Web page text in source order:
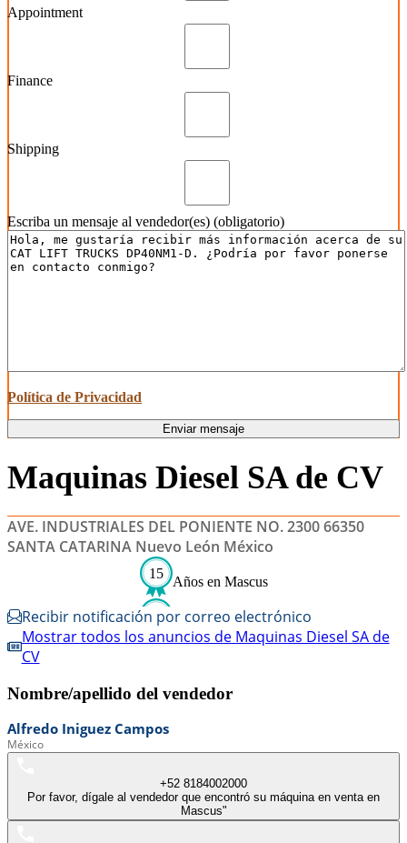
Appointment
Finance
Shipping
Escriba un mensaje al vendedor(es) (obligatorio)
Política de Privacidad
Enviar mensaje
Maquinas Diesel SA de CV
AVE. INDUSTRIALES DEL PONIENTE NO. 2300 66350
SANTA CATARINA Nuevo León México
15 Años en Mascus
Recibir notificación por correo electrónico
Mostrar todos los anuncios de Maquinas Diesel SA de
CV
Nombre/apellido del vendedor
Alfredo Iniguez Campos
México
+52 8184002000
Por favor, dígale al vendedor que encontró su máquina en venta en
Mascus"